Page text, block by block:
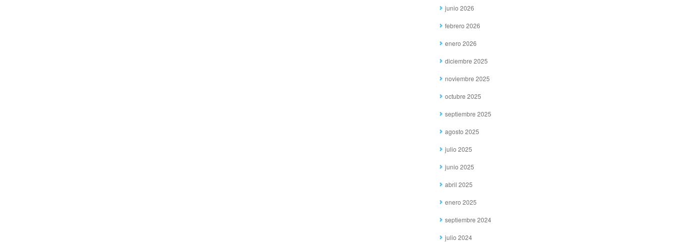
junio 2026
febrero 2026
enero 2026
diciembre 2025
noviembre 2025
octubre 2025
septiembre 2025
agosto 2025
julio 2025
junio 2025
abril 2025
enero 2025
septiembre 2024
julio 2024